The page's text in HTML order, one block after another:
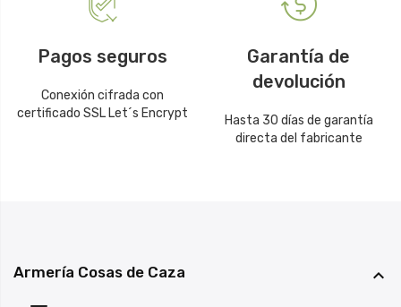
Pagos seguros
Conexión cifrada con
certificado SSL Let´s Encrypt
Garantía de
devolución
Hasta 30 días de garantía
directa del fabricante
Armería Cosas de Caza 